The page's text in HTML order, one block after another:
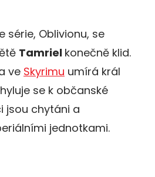
série, Oblivionu, se
Tamriel konečně klid.
ve Skyrimu umírá král
se k občanské
jsou chytáni a
jednotkami.